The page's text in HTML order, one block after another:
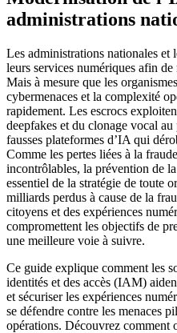
administrations
Les administrations nationales et
leurs services numériques afin
Mais à mesure que les
cybermenaces et la complexité
rapidement. Les escrocs
deepfakes et du clonage vocal
fausses plateformes d’IA qui
Comme les pertes liées à la
incontrôlables, la prévention de
essentiel de la stratégie de toute
milliards perdus à cause de la
citoyens et des expériences
compromettent les objectifs de
une meilleure voie à suivre.
Ce guide explique comment les
identités et des accès (IAM)
et sécuriser les expériences
se défendre contre les menaces
opérations. Découvrez comment